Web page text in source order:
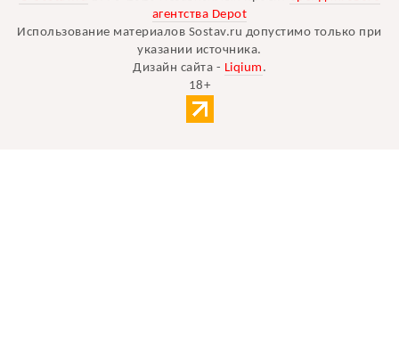
агентства Depot
Использование материалов Sostav.ru допустимо только при
указании источника.
Дизайн сайта - Liqium .
18+